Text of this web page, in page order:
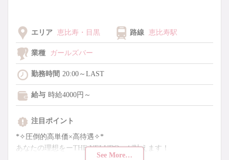
エリア 恵比寿・目黒 路線 恵比寿駅
業種 ガールズバー
勤務時間 20:00～LAST
給与 時給4000円～
See More…
注目ポイント
*✧圧倒的高単価×高待遇✧*
あなたの理想をーTHE VELUDOーが叶えます！